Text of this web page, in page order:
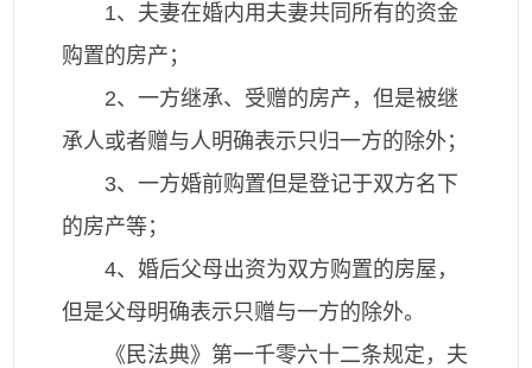
1、夫妻在婚内用夫妻共同所有的资金
购置的房产；
2、一方继承、受赠的房产，但是被继
承人或者赠与人明确表示只归一方的除外；
3、一方婚前购置但是登记于双方名下
的房产等；
4、婚后父母出资为双方购置的房屋，
但是父母明确表示只赠与一方的除外。
《民法典》第一千零六十二条规定，夫